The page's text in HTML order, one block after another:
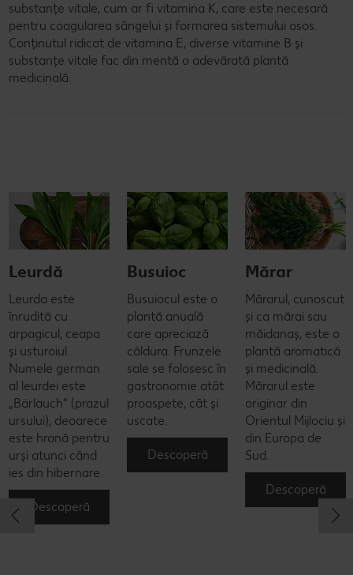
substanțe vitale, cum ar fi vitamina K, care este necesară
pentru coagularea sângelui și formarea sistemului osos.
Conținutul ridicat de vitamina E, diverse vitamine B și
substanțe vitale fac din mentă o adevărată plantă
medicinală.
Leurdă
Leurda este
înrudită cu
arpagicul, ceapa
și usturoiul.
Numele german
al leurdei este
„Bärlauch” (prazul
ursului), deoarece
este hrană pentru
urși atunci când
ies din hibernare.
Descoperă
Busuioc
Busuiocul este o
plantă anuală
care apreciază
căldura. Frunzele
sale se folosesc în
gastronomie atât
proaspete, cât și
uscate.
Descoperă
Mărar
Mărarul, cunoscut
și ca mărai sau
măidanaș, este o
plantă aromatică
și medicinală.
Mărarul este
originar din
Orientul Mijlociu și
din Europa de
Sud.
Descoperă